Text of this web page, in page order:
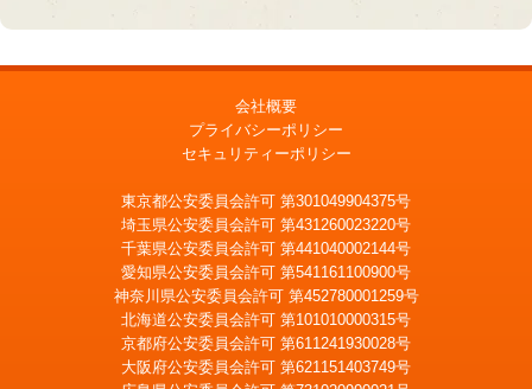
会社概要
プライバシーポリシー
セキュリティーポリシー
東京都公安委員会許可 第301049904375号
埼玉県公安委員会許可 第431260023220号
千葉県公安委員会許可 第441040002144号
愛知県公安委員会許可 第541161100900号
神奈川県公安委員会許可 第452780001259号
北海道公安委員会許可 第101010000315号
京都府公安委員会許可 第611241930028号
大阪府公安委員会許可 第621151403749号